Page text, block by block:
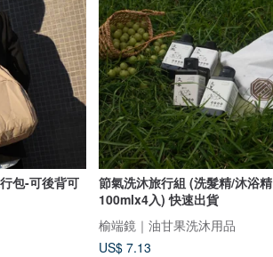
包-可後背可
節氣洗沐旅行組 (洗髮精/沐浴精
100mlx4入) 快速出貨
榆端鏡｜油甘果洗沐用品
US$ 7.13